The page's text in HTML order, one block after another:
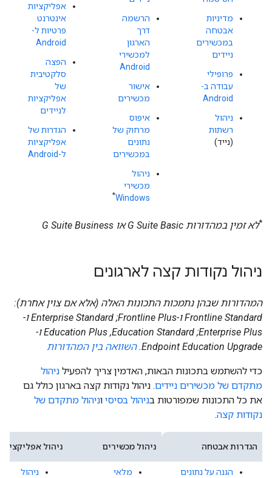
מדיניות
אבטחה
במכשירים
ניידים
פרופילי
עבודה ב-
Android
ניהול
רשתות
(נייד)
הרשמה
דרך
הארגון
למכשירי
Android
אישור
מכשירים
איפוס
מרחוק של
נתונים
במכשירים
ניהול
מכשירי
Windows
*
אפליקציות
אינטרנט
פרטיות ל-
Android
הפצה
סלקטיבית
של
אפליקציות
לניידים
הגדרות של
אפליקציות
ל-Android
*לא זמין במהדורות G Suite Basic או G Suite Business
ניהול נקודות קצה לארגונים
המהדורות שבהן נתמכות התכונות האלה (אלא אם צוין אחרת):
Frontline Standard ו-Frontline Plus;‏ Enterprise Standard ו-
Enterprise Plus;‏ Education Standard,‏ Education Plus ו-
Endpoint Education Upgrade. השוואה בין המהדורות
כדי להשתמש בתכונות הבאות, האדמין צריך להפעיל ניהול
מתקדם של מכשירים ניידים. ניהול נקודות קצה בארגון כולל גם
את כל התכונות שמפורטות בניהול בסיסי וניהול מתקדם של
נקודות קצה.
הגדרות אבטחה ניהול מכשירים ניהול אפליקציות
הגנה על נתונים
מלאי
ניהול